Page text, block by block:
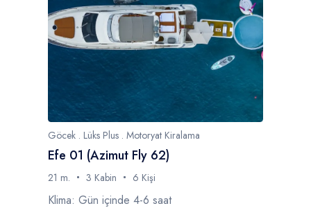
Göcek . Lüks Plus . Motoryat Kiralama
Efe 01 (Azimut Fly 62)
21 m. 3 Kabin 6 Kişi
Klima: Gün içinde 4-6 saat